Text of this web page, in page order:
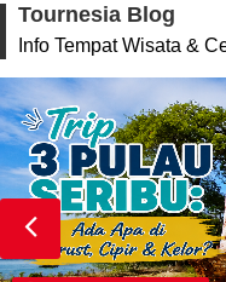
Tournesia Blog
Info Tempat Wisata &